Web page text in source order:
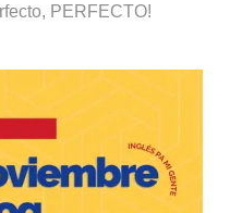
PERFECTO!